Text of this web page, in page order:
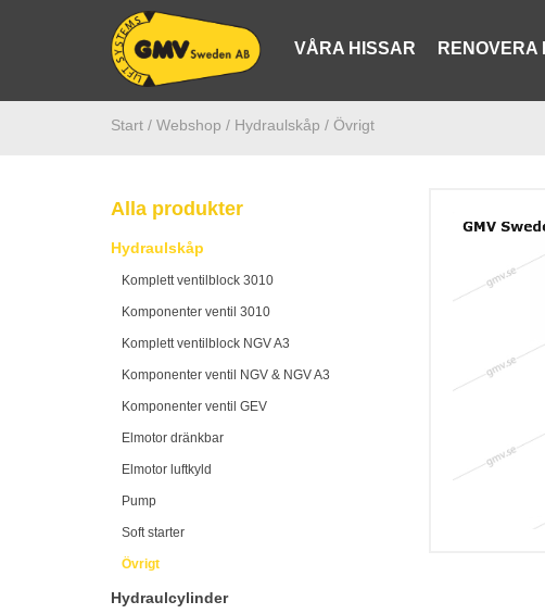
VÅRA HISSAR RENOVERA
Start / Webshop / Hydraulskåp / Övrigt
Alla produkter
Hydraulskåp
Komplett ventilblock 3010
Komponenter ventil 3010
Komplett ventilblock NGV A3
Komponenter ventil NGV & NGV A3
Komponenter ventil GEV
Elmotor dränkbar
Elmotor luftkyld
Pump
Soft starter
Övrigt
Hydraulcylinder